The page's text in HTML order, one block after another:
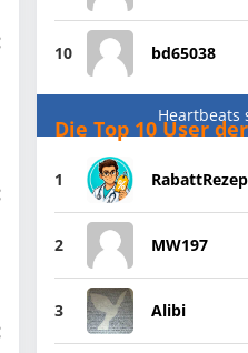
10 bd65038
Heartbeats
Die Top 10 User
1
2 MW197
3 Alibi